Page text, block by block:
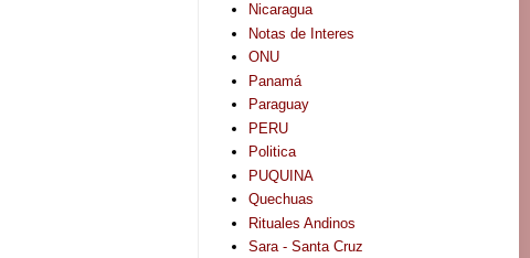
Nicaragua
Notas de Interes
ONU
Panamá
Paraguay
PERU
Politica
PUQUINA
Quechuas
Rituales Andinos
Sara - Santa Cruz